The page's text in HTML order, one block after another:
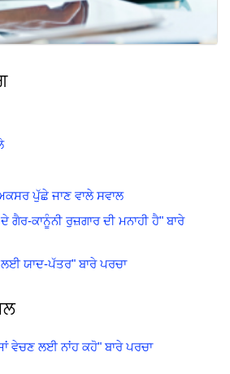
ਪੁੱਛੇ ਜਾਣ ਵਾਲੇ ਸਵਾਲ
ਗੈਰ-ਕਾਨੂੰਨੀ ਰੁਜ਼ਗਾਰ ਦੀ ਮਨਾਹੀ ਹੈ" ਬਾਰੇ
ਯਾਦ-ਪੱਤਰ" ਬਾਰੇ ਪਰਚਾ
ਵੇਚਣ ਲਈ ਨਾਂਹ ਕਹੋ" ਬਾਰੇ ਪਰਚਾ